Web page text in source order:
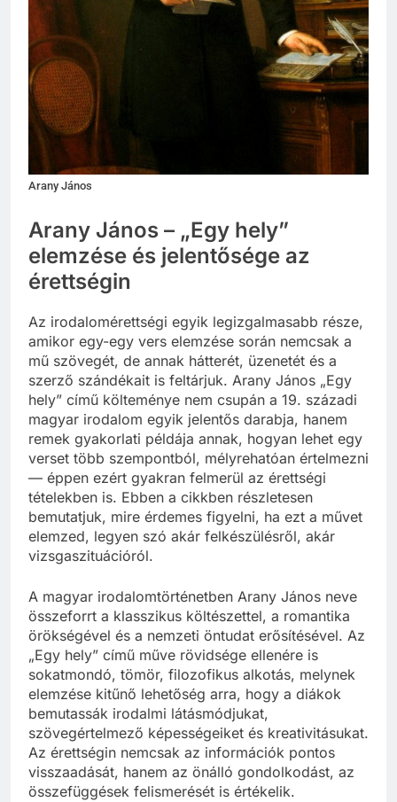
Arany János
Arany János – „Egy hely”
elemzése és jelentősége az
érettségin
Az irodalomérettségi egyik legizgalmasabb része,
amikor egy-egy vers elemzése során nemcsak a
mű szövegét, de annak hátterét, üzenetét és a
szerző szándékait is feltárjuk. Arany János „Egy
hely” című költeménye nem csupán a 19. századi
magyar irodalom egyik jelentős darabja, hanem
remek gyakorlati példája annak, hogyan lehet egy
verset több szempontból, mélyrehatóan értelmezni
— éppen ezért gyakran felmerül az érettségi
tételekben is. Ebben a cikkben részletesen
bemutatjuk, mire érdemes figyelni, ha ezt a művet
elemzed, legyen szó akár felkészülésről, akár
vizsgaszituációról.
A magyar irodalomtörténetben Arany János neve
összeforrt a klasszikus költészettel, a romantika
örökségével és a nemzeti öntudat erősítésével. Az
„Egy hely” című műve rövidsége ellenére is
sokatmondó, tömör, filozofikus alkotás, melynek
elemzése kitűnő lehetőség arra, hogy a diákok
bemutassák irodalmi látásmódjukat,
szövegértelmező képességeiket és kreativitásukat.
Az érettségin nemcsak az információk pontos
visszaadását, hanem az önálló gondolkodást, az
összefüggések felismerését is értékelik.